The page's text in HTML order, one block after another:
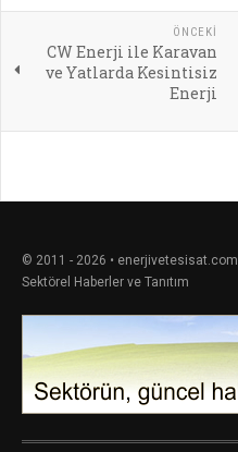
ÖNCEKI
CW Enerji ile Karavan
ve Yatlarda Kesintisiz
Enerji
© 2011 - 2026 • enerjivetesisat.com
Sektörel Haberler ve Tanıtım